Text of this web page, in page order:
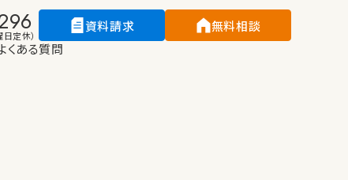
定休）
資料請求
無料相談
くある質問